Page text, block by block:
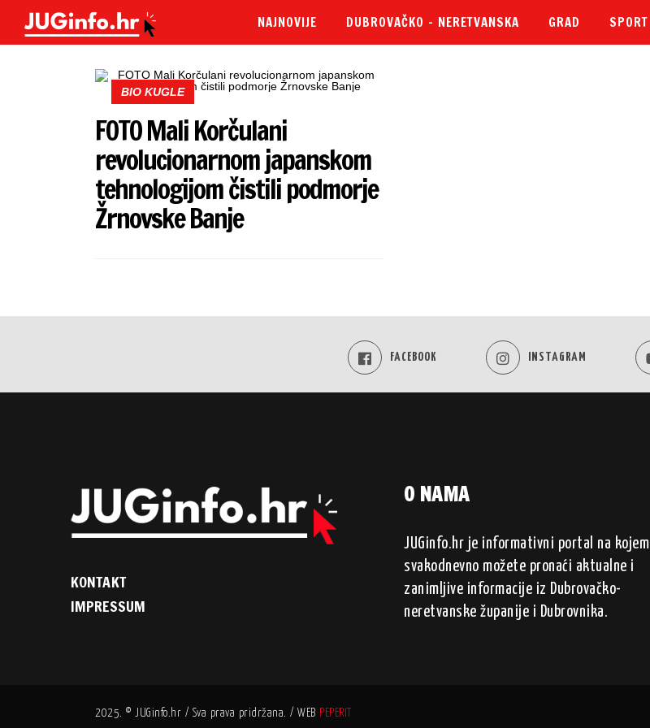
NAJNOVIJE DUBROVAČKO – NERETVANSKA GRAD SPORT
BIO KUGLE
FOTO Mali Korčulani
revolucionarnom japanskom
tehnologijom čistili podmorje
Žrnovske Banje
FACEBOOK INSTAGRAM
KONTAKT
IMPRESSUM
O NAMA
JUGinfo.hr je informativni portal na kojem
svakodnevno možete pronaći aktualne i
zanimljive informacije iz Dubrovačko-
neretvanske županije i Dubrovnika.
2025. © JUGinfo.hr / Sva prava pridržana. / WEB PEPERIT